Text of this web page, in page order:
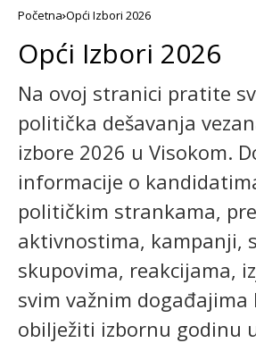
Početna Opći Izbori 2026
Opći Izbori 2026
Na ovoj stranici pratite
politička dešavanja
izbore 2026 u Visokom.
informacije o
političkim strankama,
aktivnostima, kampanji,
skupovima, reakcijama,
svim važnim događajima
obilježiti izbornu godinu